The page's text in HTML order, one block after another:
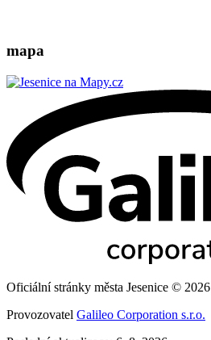
mapa
Oficiální stránky města Jesenice © 2026
Provozovatel Galileo Corporation s.r.o.